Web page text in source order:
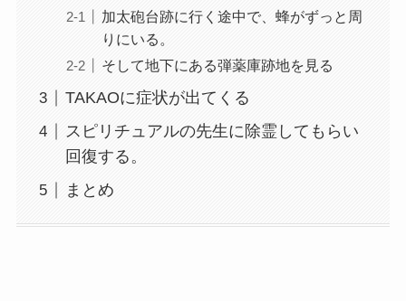
加太砲台跡に行く途中で、蜂がずっと周
りにいる。
そして地下にある弾薬庫跡地を見る
TAKAOに症状が出てくる
スピリチュアルの先生に除霊してもらい
回復する。
まとめ